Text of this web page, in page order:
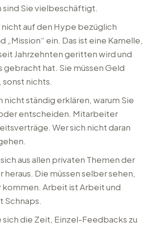
sind Sie vielbeschäftigt.
nicht auf den Hype bezüglich
„Mission“ ein. Das ist eine Kamelle,
Jahrzehnten geritten wird und
gebracht hat. Sie müssen Geld
nichts.
nicht ständig erklären, warum Sie
entscheiden. Mitarbeiter
Wer sich nicht daran
aus allen privaten Themen der
Die müssen selber sehen,
kommen. Arbeit ist Arbeit und
Schnaps.
sich die Zeit, Einzel-Feedbacks zu